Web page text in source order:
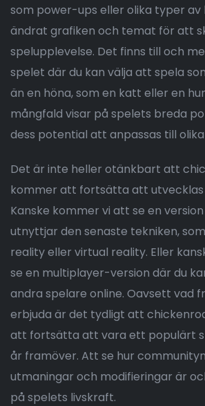
som power-ups eller olika typer av
ändrat grafiken och temat för att
spelupplevelse. Det finns till och
spelet där du kan välja att spela
än en höna, som en katt eller en
mångfald visar på spelets breda
dess potential att anpassas till
Det är inte heller otänkbart att
kommer att fortsätta att utvecklas
Kanske kommer vi att se en
utnyttjar den senaste tekniken,
reality eller virtual reality. Eller
se en multiplayer-version där du
andra spelare online. Oavsett vad
erbjuda är det tydligt att
att fortsätta att vara ett populärt
år framöver. Att se hur
utmaningar och modifieringar är
på spelets livskraft.